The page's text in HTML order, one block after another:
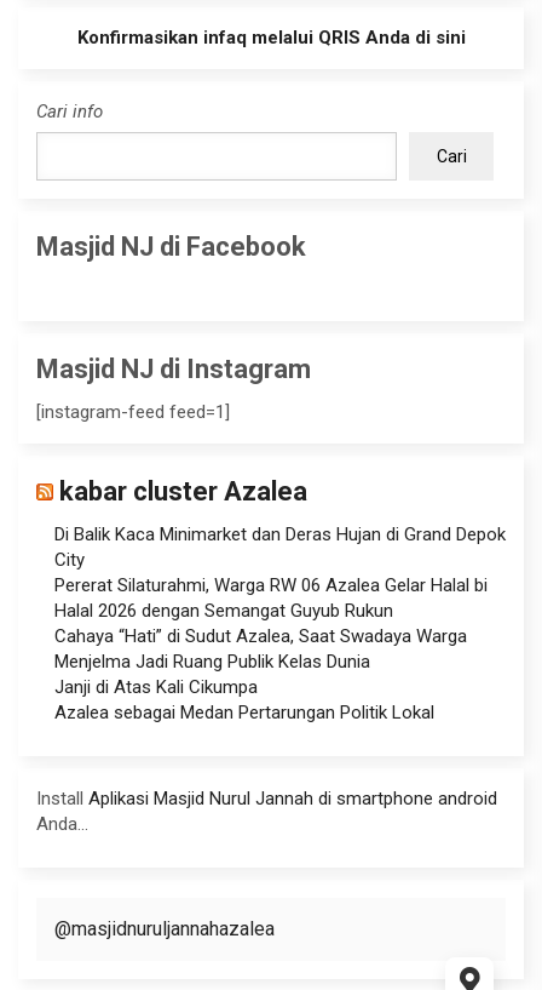
Konfirmasikan infaq melalui QRIS Anda di sini
Cari info
Cari
Masjid NJ di Facebook
Masjid NJ di Instagram
[instagram-feed feed=1]
kabar cluster Azalea
Di Balik Kaca Minimarket dan Deras Hujan di Grand Depok
City
Pererat Silaturahmi, Warga RW 06 Azalea Gelar Halal bi
Halal 2026 dengan Semangat Guyub Rukun
Cahaya “Hati” di Sudut Azalea, Saat Swadaya Warga
Menjelma Jadi Ruang Publik Kelas Dunia
Janji di Atas Kali Cikumpa
Azalea sebagai Medan Pertarungan Politik Lokal
Install Aplikasi Masjid Nurul Jannah di smartphone android
Anda...
@masjidnuruljannahazalea